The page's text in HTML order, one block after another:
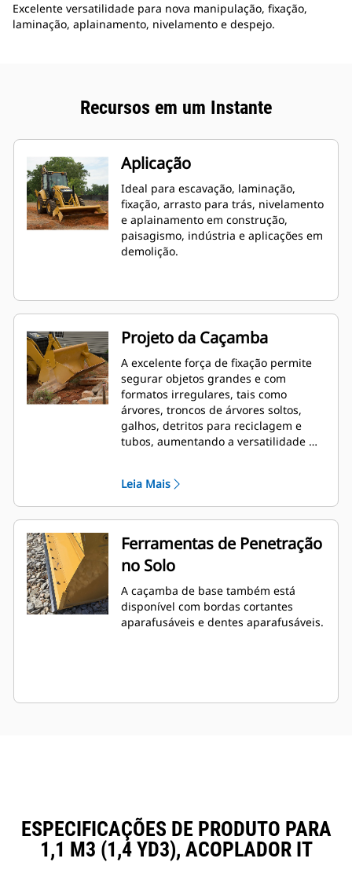
Excelente versatilidade para nova manipulação, fixação,
laminação, aplainamento, nivelamento e despejo.
Recursos em um Instante
Aplicação
Ideal para escavação, laminação,
fixação, arrasto para trás, nivelamento
e aplainamento em construção,
paisagismo, indústria e aplicações em
demolição.
Projeto da Caçamba
A excelente força de fixação permite
segurar objetos grandes e com
formatos irregulares, tais como
árvores, troncos de árvores soltos,
galhos, detritos para reciclagem e
tubos, aumentando a versatilidade de
Leia Mais
Ferramentas de Penetração
no Solo
A caçamba de base também está
disponível com bordas cortantes
aparafusáveis e dentes aparafusáveis.
ESPECIFICAÇÕES DE PRODUTO PARA
1,1 M3 (1,4 YD3), ACOPLADOR IT